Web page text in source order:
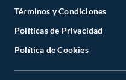
Términos y Condiciones
Políticas de Privacidad
Política de Cookies